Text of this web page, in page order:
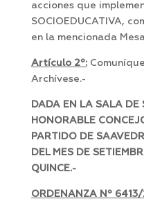
acciones que
SOCIOEDUCATIVA,
en la mencionada
Artículo 2º:
Archívese.-
DADA EN LA SALA DE
HONORABLE
PARTIDO DE
DEL MES DE
QUINCE.-
ORDENANZA Nº